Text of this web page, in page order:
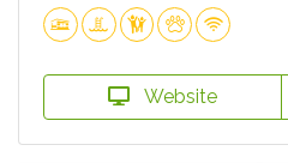
Website